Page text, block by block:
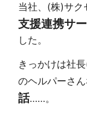
当社、(株)サク
支援連携サ
した。
きっかけは社
のヘルパーさ
話……。